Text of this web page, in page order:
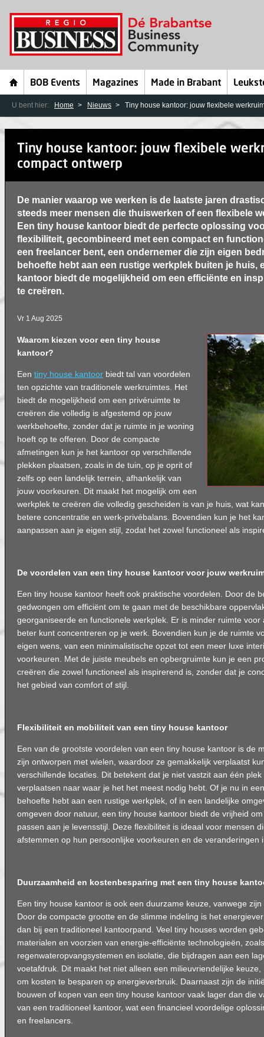
BOB Events Magazines Made in Brabant
U bent hier: Home Nieuws Tiny house kantoor: jouw flexibele
Tiny house kantoor: jouw flexibele
compact ontwerp
De manier waarop we werken is de laatste jaren
steeds meer mensen die thuiswerken of een flexibele
Een tiny house kantoor biedt de perfecte oplossing
flexibiliteit, gecombineerd met een compact en
een freelancer bent, een ondernemer die zijn eigen
behoefte hebt aan een rustige werkplek buiten je huis,
kantoor biedt de mogelijkheid om een efficiënte en
te creëren.
Vr 1 Aug 2025
Waarom kiezen voor een tiny house
kantoor?
Een tiny house kantoor biedt tal van voordelen
ten opzichte van traditionele werkruimtes. Het
biedt de mogelijkheid om een privéruimte te
creëren die volledig is afgestemd op jouw
werkbehoefte, zonder dat je ruimte in je woning
hoeft op te offeren. Door de compacte
afmetingen kun je het kantoor op verschillende
plekken plaatsen, zoals in de tuin, op je oprit of
zelfs op een landelijk terrein, afhankelijk van
jouw voorkeuren. Dit maakt het mogelijk om een
werkplek te creëren die volledig gescheiden is van je huis, wat
betere concentratie en werk-privébalans. Bovendien kun je het
aanpassen aan je eigen stijl, zodat het zowel functioneel als
De voordelen van een tiny house kantoor voor jouw
Een tiny house kantoor heeft ook praktische voordelen. Door de
gedwongen om efficiënt om te gaan met de beschikbare
georganiseerde en functionele werkplek. Er is minder ruimte voor
beter kunt concentreren op je werk. Bovendien kun je de ruimte
eigen wens, van een minimalistische opzet tot een meer luxe
voorkeuren. Met de juiste meubels en opbergruimte kun je een
creëren die zowel functioneel als inspirerend is, zonder dat je
het gebied van comfort of stijl.
Flexibiliteit en mobiliteit van een tiny house kantoor
Een van de grootste voordelen van een tiny house kantoor is de
zijn ontworpen met wielen, waardoor ze gemakkelijk verplaatst
verschillende locaties. Dit betekent dat je niet vastzit aan één
verplaatsen naar waar je het het meest nodig hebt. Of je nu in
behoefte hebt aan een rustige werkplek, of in een landelijke
omgeven door natuur, een tiny house kantoor biedt de vrijheid
passen aan je levensstijl. Deze flexibiliteit is ideaal voor mensen
afstemmen op hun persoonlijke voorkeuren en de veranderingen
Duurzaamheid en kostenbesparing met een tiny house
Een tiny house kantoor is ook een duurzame keuze, vanwege zijn
Door de compacte grootte en de slimme indeling is het
dan bij een traditioneel kantoorpand. Veel tiny houses worden
materialen en voorzien van energie-efficiënte technologieën,
regenwateropvangsystemen en isolatie, die bijdragen aan een
voetafdruk. Dit maakt het niet alleen een milieuvriendelijke
om kosten te besparen op energieverbruik. Daarnaast zijn de
bouwen of kopen van een tiny house kantoor vaak lager dan die
van een traditioneel kantoor, wat een financieel voordelige
en freelancers.